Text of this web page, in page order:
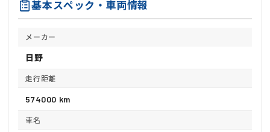
基本スペック・車両情報
メーカー
日野
走行距離
574000 km
車名